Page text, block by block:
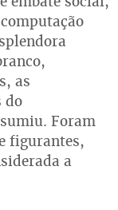
as
do
Foram
figurantes,
a